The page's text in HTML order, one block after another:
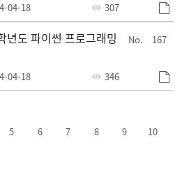
04-18 307
167
도 파이썬 프로그래밍
04-18 346
5 6 7 8 9 10